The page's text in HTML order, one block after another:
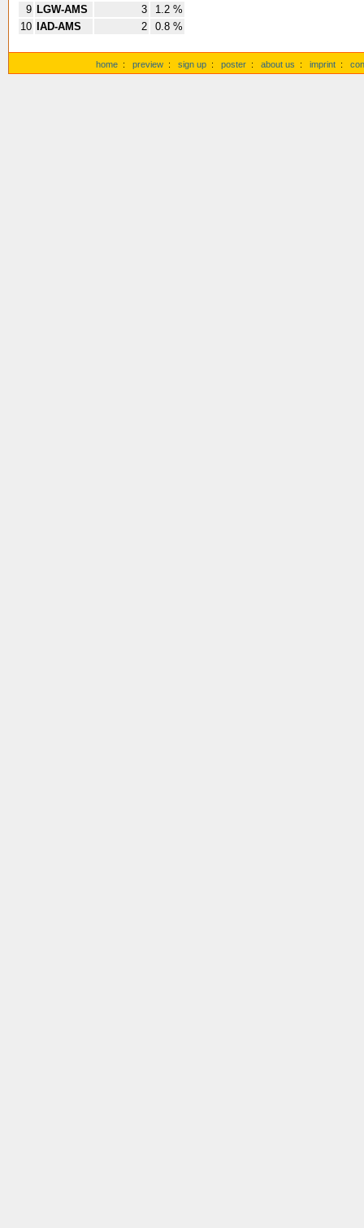
9 LGW-AMS 3
1.2 %
10
IAD-AMS 2 0.8 %
home : preview : sign up : poster : about us : imprint :